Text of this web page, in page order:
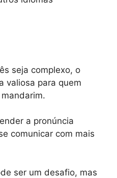
seja complexo, o
valiosa para quem
a pronúncia
comunicar com mais
ser um desafio, mas